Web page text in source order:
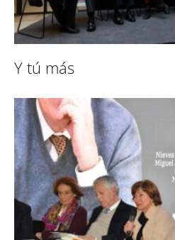
Y tú más